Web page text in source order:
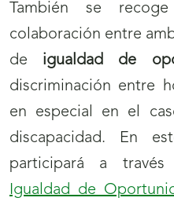
También se
colaboración entre
de igualdad de
discriminación entre
en especial en el
discapacidad. En
participará a
Igualdad de